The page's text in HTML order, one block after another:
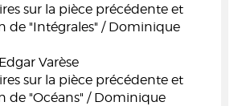
sur la pièce précédente et
de "Intégrales" / Dominique
Varèse
sur la pièce précédente et
de "Océans" / Dominique